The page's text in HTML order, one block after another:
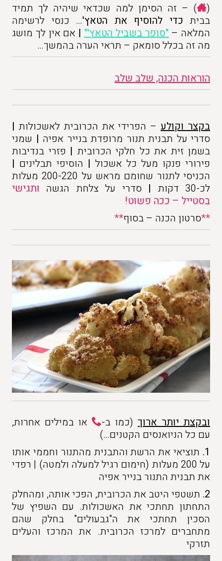
(
) – זה הסימן למה שכדאי שיהיה לך תמיד
בבית כדי להוסיף את הטאץ'… כנסי לרשימה
המלאה –"סופר בשביל הטאץ'"| אם אין לך מושג
מה זה בכלל סומאק – תראי הערה בהמשך…
הוראות הכנה, שלב שלב
בקצר וקולע– הפרידי את הכרובית לאשכולות |
סדרי על תבנית תנור מרופדת בנייר אפיה | שמני
בשמן זית את כל חלקי הכרובית | פזרי בנדיבות
פירורי פנקו מעל כל אשכול | הוסיפי תבלינים |
הכניסי לתנור שחומם מראש על 200-220 מעלות
לכ-30 דקות
| סדרי על צלחת הגשה ותגישי
בסטייל – ככה פשוט!
**סרטון הכנה – בסוף**
ובקצת יותר ארוך (כמו ב-
או במילים אחרות,
עם כל הניואנסים הקטנים…)
1. תוציאי את הרשת והתבנית מהתנור וחממי אותו
על 200 מעלות (חימום רגיל למעלה ולמטה) | רפדי
את תבנית התנור בנייר אפיה
2. תשטפי היטב את הכרובית, הפכי אותה, ומהחלק
התחתון תחתכי את האשכולות. עם השפיץ של
הסכין תחתכי את ה"גבעולים" בחלק שהם
מתחברים למרכז הכרובית. את המרכז והעלים
תזרקי